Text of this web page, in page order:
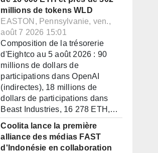
millions de tokens WLD
EASTON, Pennsylvanie, ven.,
août 7 2026 15:01
Composition de la trésorerie
d'Eightco au 5 août 2026 : 90
millions de dollars de
participations dans OpenAI
(indirectes), 18 millions de
dollars de participations dans
Beast Industries, 16 278 ETH,…
Coolita lance la première
alliance des médias FAST
d'Indonésie en collaboration